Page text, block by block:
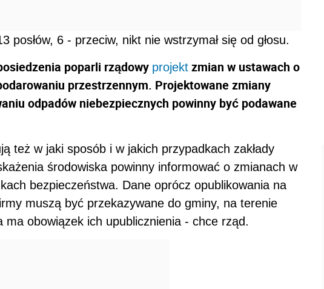
posłów, 6 - przeciw, nikt nie wstrzymał się od głosu.
poparli rządowy projekt zmian w ustawach o
przestrzennym. Projektowane zmiany
odpadów niebezpiecznych powinny być podawane
też w jaki sposób i w jakich przypadkach zakłady
środowiska powinny informować o zmianach w
bezpieczeństwa. Dane oprócz opublikowania na
muszą być przekazywane do gminy, na terenie
ma obowiązek ich upublicznienia - chce rząd.